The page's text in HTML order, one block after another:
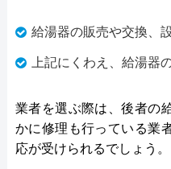
給湯器の販売や交換、
上記にくわえ、給湯器
業者を選ぶ際は、後者の
かに修理も行っている業
応が受けられるでしょう。